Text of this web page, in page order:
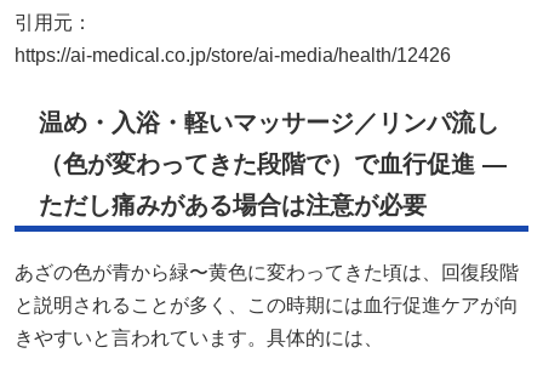
引用元：
https://ai-medical.co.jp/store/ai-media/health/12426
温め・入浴・軽いマッサージ／リンパ流し
（色が変わってきた段階で）で血行促進 ―
ただし痛みがある場合は注意が必要
あざの色が青から緑〜黄色に変わってきた頃は、回復段階
と説明されることが多く、この時期には血行促進ケアが向
きやすいと言われています。具体的には、